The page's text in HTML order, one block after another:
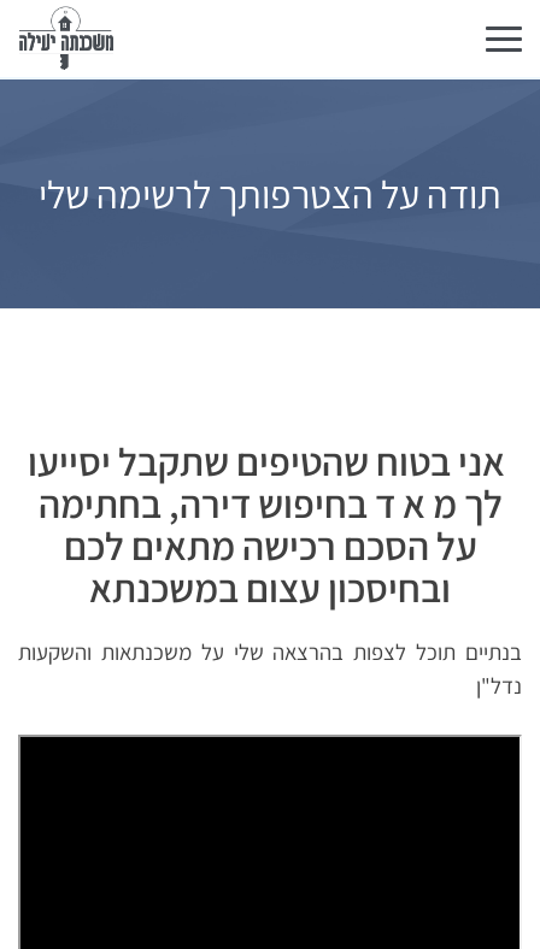
تبديل
التنقل
תודה על הצטרפותך לרשימה שלי
אני בטוח שהטיפים שתקבל יסייעו
לך מ א ד בחיפוש דירה, בחתימה
על הסכם רכישה מתאים לכם
ובחיסכון עצום במשכנתא
בנתיים תוכל לצפות בהרצאה שלי על משכנתאות והשקעות
נדל"ן